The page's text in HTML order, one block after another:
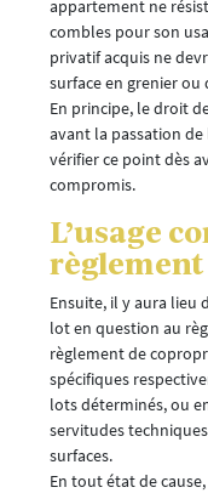
appartement ne
combles pour son
privatif acquis ne
surface en grenier ou
En principe, le droit
avant la passation de
vérifier ce point dès
compromis.
L’usage
Ensuite, il y aura lieu
lot en question au
règlement de
spécifiques
lots déterminés, ou
servitudes
surfaces.
En tout état de